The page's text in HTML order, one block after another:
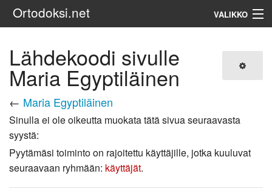
Ortodoksi.net VALIKKO
Haku
Lähdekoodi sivulle
Maria Egyptiläinen
← Maria Egyptiläinen
Sinulla ei ole oikeutta muokata tätä sivua seuraavasta
syystä:
Pyytämäsi toiminto on rajoitettu käyttäjille, jotka kuuluvat
seuraavaan ryhmään: käyttäjät.